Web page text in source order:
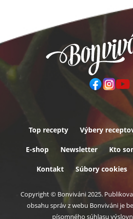
Päta
Top recepty Výbery
E-shop Newsletter Kto
Kontakt Súbory cookies
Copyright © Bonviváni 2025.
obsahu správ z webu Bonviváni je
písomného súhlasu